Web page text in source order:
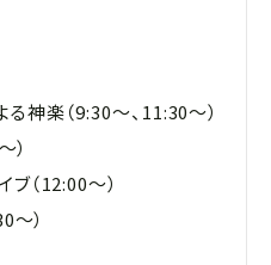
神楽（9:30～、11:30～）
）
（12:00～）
）